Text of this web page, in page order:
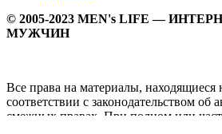
© 2005-2023 MEN's LIFE —
МУЖЧИН
Все права на материалы, находящиеся
соответствии с законодательством об
смежных правах. При полном или